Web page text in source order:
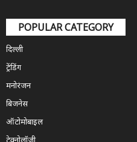
POPULAR CATEGORY
दिल्ली
ट्रेंडिंग
मनोरंजन
बिजनेस
ऑटोमोबाइल